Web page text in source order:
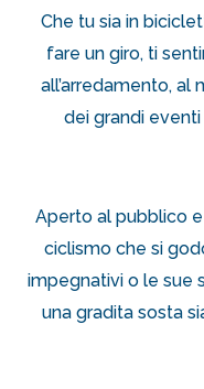
Che tu sia in
fare un giro, ti
all’arredamento, al
dei grandi eventi
Aperto al pubblico
ciclismo che si
impegnativi o le sue
una gradita sosta